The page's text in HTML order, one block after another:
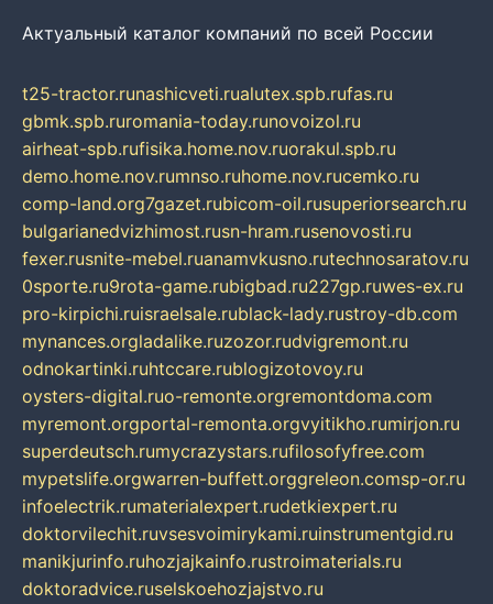
Актуальный каталог компаний по всей России
t25-tractor.runashicveti.rualutex.spb.rufas.ru
gbmk.spb.ruromania-today.runovoizol.ru
airheat-spb.rufisika.home.nov.ruorakul.spb.ru
demo.home.nov.rumnso.ruhome.nov.rucemko.ru
comp-land.org7gazet.rubicom-oil.rusuperiorsearch.ru
bulgarianedvizhimost.rusn-hram.rusenovosti.ru
fexer.rusnite-mebel.ruanamvkusno.rutechnosaratov.ru
0sporte.ru9rota-game.rubigbad.ru227gp.ruwes-ex.ru
pro-kirpichi.ruisraelsale.rublack-lady.rustroy-db.com
mynances.orgladalike.ruzozor.rudvigremont.ru
odnokartinki.ruhtccare.rublogizotovoy.ru
oysters-digital.ruo-remonte.orgremontdoma.com
myremont.orgportal-remonta.orgvyitikho.rumirjon.ru
superdeutsch.rumycrazystars.rufilosofyfree.com
mypetslife.orgwarren-buffett.orggreleon.comsp-or.ru
infoelectrik.rumaterialexpert.rudetkiexpert.ru
doktorvilechit.ruvsesvoimirykami.ruinstrumentgid.ru
manikjurinfo.ruhozjajkainfo.rustroimaterials.ru
doktoradvice.ruselskoehozjajstvo.ru